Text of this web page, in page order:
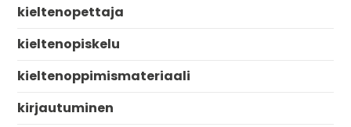
kieltenopettaja
kieltenopiskelu
kieltenoppimismateriaali
kirjautuminen